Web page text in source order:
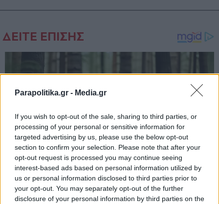
Parapolitika.gr - Media.gr
If you wish to opt-out of the sale, sharing to third parties, or
processing of your personal or sensitive information for
targeted advertising by us, please use the below opt-out
section to confirm your selection. Please note that after your
opt-out request is processed you may continue seeing
interest-based ads based on personal information utilized by
us or personal information disclosed to third parties prior to
your opt-out. You may separately opt-out of the further
disclosure of your personal information by third parties on the